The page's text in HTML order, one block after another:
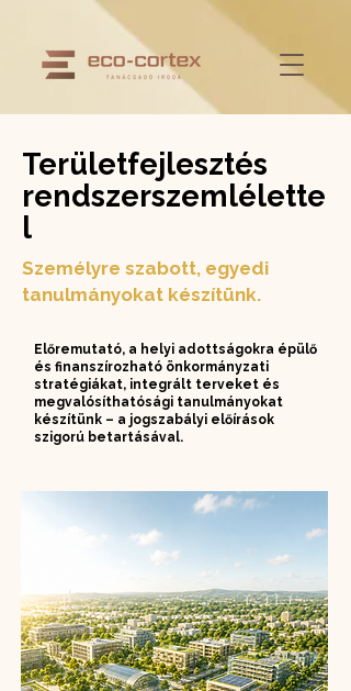
Területfejlesztés
rendszerszemlélette
l
Személyre szabott, egyedi
tanulmányokat készítünk.
Előremutató, a helyi adottságokra épülő
és finanszírozható önkormányzati
stratégiákat, integrált terveket és
megvalósíthatósági tanulmányokat
készítünk – a jogszabályi előírások
szigorú betartásával.